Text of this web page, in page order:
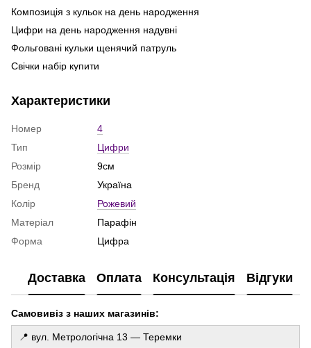
Композиція з кульок на день народження
Цифри на день народження надувні
Фольговані кульки щенячий патруль
Свічки набір купити
Набір кульок
Дощик для фотозони купити
Свічки ручної роботи купити
Ковпак на день народження
Хлопавка святкова
Свічки з таємним написом
Свічки купити
Свічки феєрверки
Гелеві кульки оболонь
Купити свічки на торт
Купити латексні кульки
Характеристики
Номер
4
Тип
Цифри
Розмір
9см
Бренд
Україна
Колір
Рожевий
Матеріал
Парафін
Форма
Цифра
Доставка Оплата Консультація Відгуки
Самовивіз з наших магазинів:
📍 вул. Метрологічна 13 — Теремки